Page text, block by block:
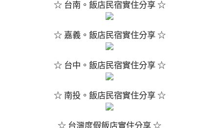
☆ 台南。飯店民宿實住分享 ☆
☆ 嘉義。飯店民宿實住分享 ☆
☆ 台中。飯店民宿實住分享 ☆
☆ 南投。飯店民宿實住分享 ☆
☆ 台灣度假飯店實住分享 ☆